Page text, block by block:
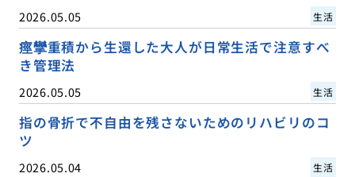
2026.05.05 生活
痙攣重積から生還した大人が日常生活で注意すべ
き管理法
2026.05.05 生活
指の骨折で不自由を残さないためのリハビリのコ
ツ
2026.05.04 生活